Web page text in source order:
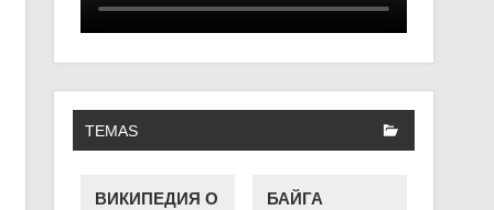
TEMAS
ВИКИПЕДИЯ О
БАЙГА